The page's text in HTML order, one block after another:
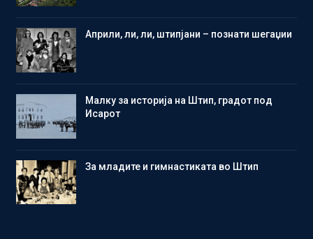
Aприли, ли, ли, штипјани – познати шегаџии
Малку за историја на Штип, градот под
Исарот
Зa младите и гимнастиката во Штип